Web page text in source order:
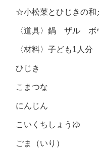
☆小松菜とひじきの
〈道具〉鍋 ザル ボ
〈材料〉子ども1人分
ひじき
こまつな
にんじん
こいくちしょう
ごま（いり